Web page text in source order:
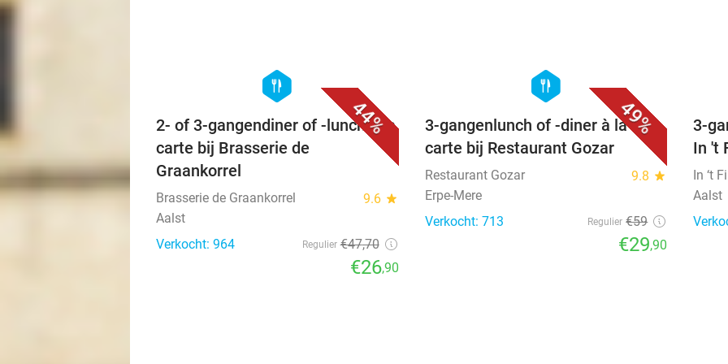
44%
hexagon
food
2- of 3-gangendiner of -lunch à la
carte bij Brasserie de
Graankorrel
Brasserie de Graankorrel 9.6 star
Aalst
Verkocht: 964
Regulier €47,70
€26,90
49%
hexagon
food
3-gangenlunch of -diner à la
carte bij Restaurant Gozar
Restaurant Gozar 9.8 star
Erpe-Mere
Verkocht: 713
Regulier €59
€29,90
3-
In 't
In ‘t
Aalst